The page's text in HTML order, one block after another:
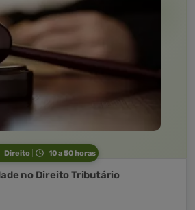
Direito 10 a 50 horas
no Direito Tributário